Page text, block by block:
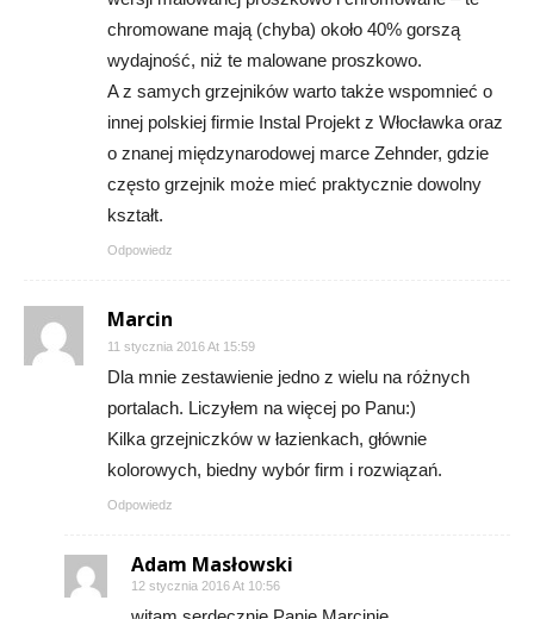
chromowane mają (chyba) około 40% gorszą
wydajność, niż te malowane proszkowo.
A z samych grzejników warto także wspomnieć o
innej polskiej firmie Instal Projekt z Włocławka oraz
o znanej międzynarodowej marce Zehnder, gdzie
często grzejnik może mieć praktycznie dowolny
kształt.
Odpowiedz
Marcin
11 stycznia 2016 At 15:59
Dla mnie zestawienie jedno z wielu na różnych
portalach. Liczyłem na więcej po Panu:)
Kilka grzejniczków w łazienkach, głównie
kolorowych, biedny wybór firm i rozwiązań.
Odpowiedz
Adam Masłowski
12 stycznia 2016 At 10:56